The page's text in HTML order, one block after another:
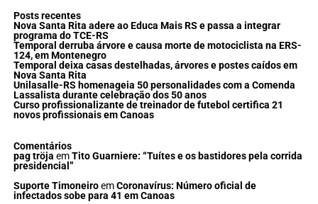
Posts recentes
Nova Santa Rita adere ao Educa Mais RS e passa a integrar
programa do TCE-RS
Temporal derruba árvore e causa morte de motociclista na ERS-
124, em Montenegro
Temporal deixa casas destelhadas, árvores e postes caídos em
Nova Santa Rita
Unilasalle-RS homenageia 50 personalidades com a Comenda
Lassalista durante celebração dos 50 anos
Curso profissionalizante de treinador de futebol certifica 21
novos profissionais em Canoas
Comentários
pag tröja emTito Guarniere: “Tuítes e os bastidores pela corrida
presidencial”
Suporte TimoneiroemCoronavírus: Número oficial de
infectados sobe para 41 em Canoas